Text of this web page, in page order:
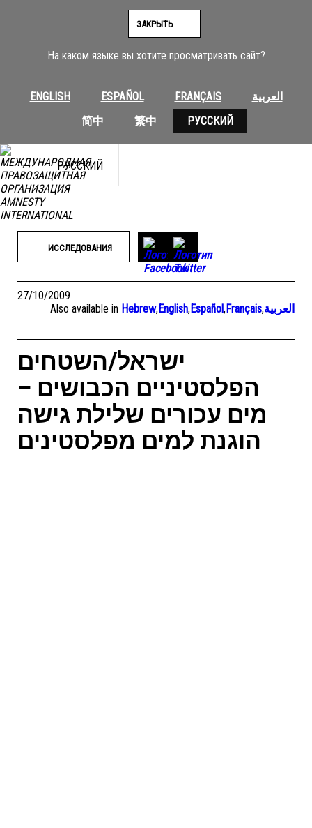
На каком языке вы хотите просматривать сайт?
ENGLISH ESPAÑOL FRANÇAIS
العربية
简中
繁中 РУССКИЙ
ЗАКРЫТЬ
РУССКИЙ
ИССЛЕДОВАНИЯ
27/10/2009
Also available in Hebrew,English,Español,Français,العربية
ישראל/השטחים
הפלסטיניים הכבושים –
מים עכורים שלילת גישה
הוגנת למים מפלסטינים